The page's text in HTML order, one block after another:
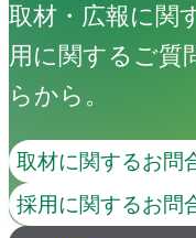
取材・広報に関
用に関するご質
らから。
取材に関するお問
採用に関するお問